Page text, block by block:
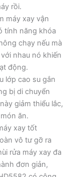
rồi.
máy xay vận
tính năng khóa
chạy nếu mà
nhau nó khiến
động.
lớp cao su gắn
bị di chuyển
giảm thiểu lắc,
ăn.
xay tốt
vô tư gỡ ra
rửa máy xay đa
đơn giản,